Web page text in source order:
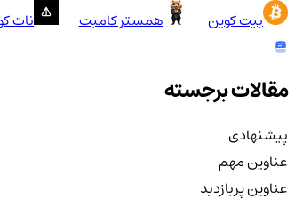
بیت کوین
همستر کامبت نات
مقالات برجسته
پیشنهادی
عناوین مهم
عناوین پربازدید